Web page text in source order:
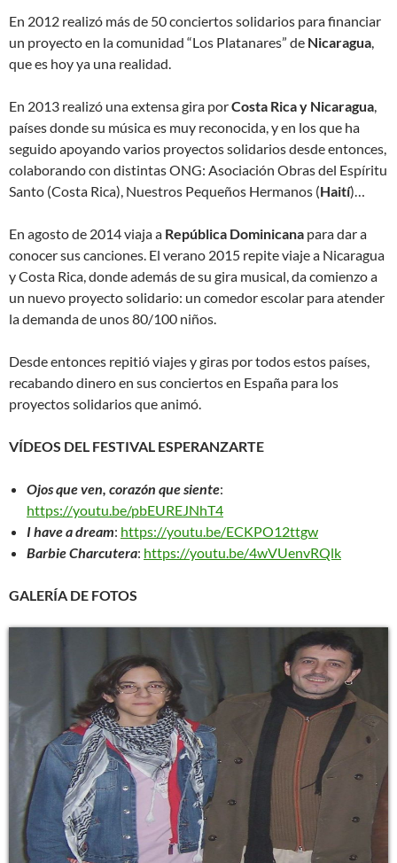
En 2012 realizó más de 50 conciertos solidarios para financiar
un proyecto en la comunidad “Los Platanares” de Nicaragua,
que es hoy ya una realidad.
En 2013 realizó una extensa gira porCosta Rica y Nicaragua,
países donde su música es muy reconocida, y en los que ha
seguido apoyando varios proyectos solidarios desde entonces,
colaborando con distintas ONG: Asociación Obras del Espíritu
Santo (Costa Rica), Nuestros Pequeños Hermanos (Haití)…
En agosto de 2014 viaja a República Dominicana para dar a
conocer sus canciones. El verano 2015 repite viaje a Nicaragua
y Costa Rica, donde además de su gira musical, da comienzo a
un nuevo proyecto solidario: un comedor escolar para atender
la demanda de unos 80/100 niños.
Desde entonces repitió viajes y giras por todos estos países,
recabando dinero en sus conciertos en España para los
proyectos solidarios que animó.
VÍDEOS DEL FESTIVAL ESPERANZARTE
Ojos que ven, corazón que siente:
https://youtu.be/pbEUREJNhT4
I have a dream: https://youtu.be/ECKPO12ttgw
Barbie Charcutera: https://youtu.be/4wVUenvRQlk
GALERÍA DE FOTOS